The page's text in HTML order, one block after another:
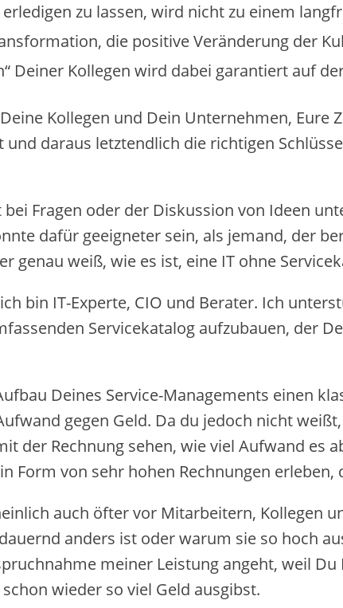
zu lassen, wird nicht zu einem
die ​positive ​Veränderung der
Deiner Kollegen wird dabei ​garantiert auf
Kollegen und Dein Unternehmen, Eure
daraus ​letztendlich ​die richtigen
bei Fragen oder der Diskussion von Idee​n
dafür geeigneter sein, als jemand, der
genau weiß, wie es ist, eine IT ohne
bin IT-Experte, CIO und Berater. Ich
Servicekatalog aufzubauen, der
Deines Service-Managements​ einen
gegen Geld. ​Da ​du ​jedoch ​​​nicht
der Rechnung sehen, wie viel ​Aufwand es
Form von sehr hohen Rechnungen
​auch ​öfter ​vor Mitarbeitern, Kollegen
anders ist ​oder warum sie so hoch
meiner Leistung angeht, weil Du
wieder so viel Geld ausgibst.